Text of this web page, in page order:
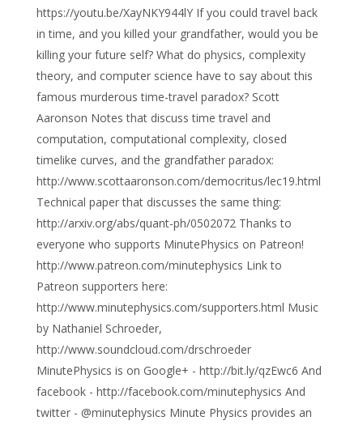
https://youtu.be/XayNKY944lY If you could travel back
in time, and you killed your grandfather, would you be
killing your future self? What do physics, complexity
theory, and computer science have to say about this
famous murderous time-travel paradox? Scott
Aaronson Notes that discuss time travel and
computation, computational complexity, closed
timelike curves, and the grandfather paradox:
http://www.scottaaronson.com/democritus/lec19.html
Technical paper that discusses the same thing:
http://arxiv.org/abs/quant-ph/0502072 Thanks to
everyone who supports MinutePhysics on Patreon!
http://www.patreon.com/minutephysics Link to
Patreon supporters here:
http://www.minutephysics.com/supporters.html Music
by Nathaniel Schroeder,
http://www.soundcloud.com/drschroeder
MinutePhysics is on Google+ - http://bit.ly/qzEwc6 And
facebook - http://facebook.com/minutephysics And
twitter - @minutephysics Minute Physics provides an